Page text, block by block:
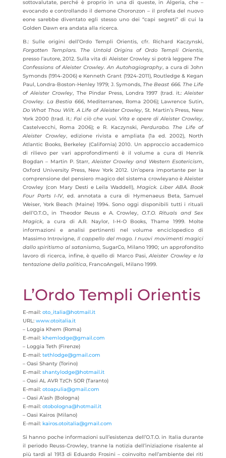
sottovalutate, perché è proprio in una di queste, in Algeria, che –
evocando e controllando il demone Choronzon – il profeta del nuovo
eone sarebbe diventato egli stesso uno dei “capi segreti” di cui la
Golden Dawn era andata alla ricerca.
B.: Sulle origini dell’Ordo Templi Orientis, cfr. Richard Kaczynski,
Forgotten Templars. The Untold Origins of Ordo Templi Orientis,
presso l’autore, 2012. Sulla vita di Aleister Crowley si potrà leggereThe
Confessions of Aleister Crowley.An Autohagiography, a cura di John
Symonds (1914-2006) e Kenneth Grant (1924-2011), Routledge & Kegan
Paul, Londra-Boston-Henley 1979; J. Symonds,The Beast 666. The Life
of Aleister Crowley, The Pindar Press, Londra 1997 (trad. it.:Aleister
Crowley. La Bestia 666, Mediterranee, Roma 2006); Lawrence Sutin,
Do What Thou Wilt. A Life of Aleister Crowley, St. Martin’s Press, New
York 2000 (trad. it.: Fai ciò che vuoi. Vita e opere di Aleister Crowley,
Castelvecchi, Roma 2006); e R. Kaczynski,Perdurabo.The Life of
Aleister Crowley, edizione rivista e ampliata (1a ed. 2002), North
Atlantic Books, Berkeley (California) 2010. Un approccio accademico
di rilievo per vari approfondimenti è il volume a cura di Henrik
Bogdan – Martin P. Starr,Aleister Crowley and Western Esotericism,
Oxford University Press, New York 2012. Un’opera importante per la
comprensionedel pensiero magico del sistema crowleyano è Aleister
Crowley (con Mary Desti e Leila Waddell),Magick.Liber ABA. Book
Four Parts I-IV, ed. annotata a cura di Hymenaeus Beta, Samuel
Weiser, York Beach (Maine) 1994. Sono oggi disponibili tutti i rituali
dell’O.T.O., in Theodor Reuss e A. Crowley, O.T.O. Rituals and Sex
Magick, a cura di A.R. Naylor, I-H-O Books, Thame 1999. Molte
informazioni e analisi pertinenti nel volume enciclopedico di
Massimo Introvigne, Il cappello del mago. I nuovi movimenti magici
dallo spiritismo al satanismo, SugarCo, Milano 1990; un approfondito
lavoro di ricerca, infine, è quello di Marco Pasi,Aleister Crowley e la
tentazione della politica, FrancoAngeli, Milano 1999.
L’Ordo Templi Orientis
E-mail: oto_italia@hotmail.it
URL: www.otoitalia.it
– Loggia Khem (Roma)
E-mail: khemlodge@gmail.com
– Loggia Teth (Firenze)
E-mail: tethlodge@gmail.com
– Oasi Shanty (Torino)
E-mail: shantylodge@hotmail.it
– Oasi AL AVR TzCh SOR (Taranto)
E-mail: otoapulia@gmail.com
– Oasi A’ash (Bologna)
E-mail: otobologna@hotmail.it
– Oasi Kairos (Milano)
E-mail: kairos.otoitalia@gmail.com
Si hanno poche informazioni sull’esistenza dell’O.T.O. in Italia durante
il periodo Reuss-Crowley, tranne la notizia dell’iniziazione risalente al
più tardi al 1913 di Eduardo Frosini – coinvolto nell’ambiente dei riti